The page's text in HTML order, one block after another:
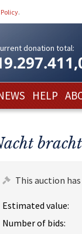
.
donation total:
HELP
This auction
Estimated value:
Number of bids: